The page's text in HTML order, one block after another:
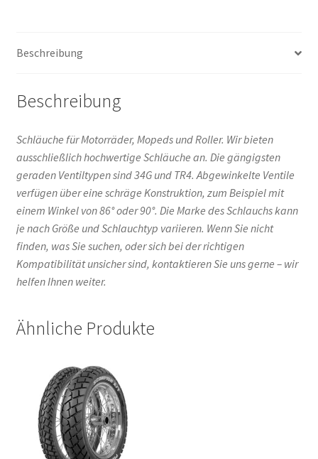
Beschreibung
Beschreibung
Schläuche für Motorräder, Mopeds und Roller. Wir bieten
ausschließlich hochwertige Schläuche an. Die gängigsten
geraden Ventiltypen sind 34G und TR4. Abgewinkelte Ventile
verfügen über eine schräge Konstruktion, zum Beispiel mit
einem Winkel von 86° oder 90°. Die Marke des Schlauchs kann
je nach Größe und Schlauchtyp variieren. Wenn Sie nicht
finden, was Sie suchen, oder sich bei der richtigen
Kompatibilität unsicher sind, kontaktieren Sie uns gerne – wir
helfen Ihnen weiter.
Ähnliche Produkte